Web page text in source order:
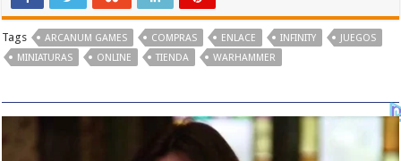
Tags ARCANUM GAMES COMPRAS ENLACE INFINITY
JUEGOS
MINIATURAS
ONLINE TIENDA WARHAMMER